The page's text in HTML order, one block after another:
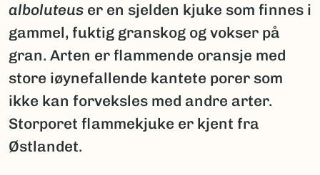
alboluteus er en sjelden kjuke som finnes i
gammel, fuktig granskog og vokser på
gran. Arten er flammende oransje med
store iøynefallende kantete porer som
ikke kan forveksles med andre arter.
Storporet flammekjuke er kjent fra
Østlandet.